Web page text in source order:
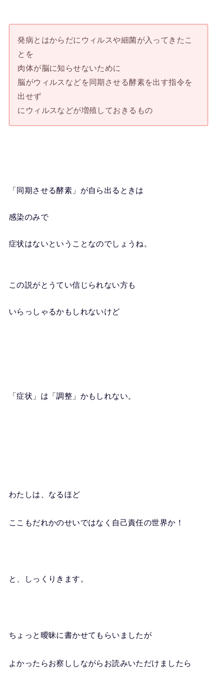
発病とはからだにウィルスや細菌が入ってきたこ
とを
肉体が脳に知らせないために
脳がウィルスなどを同期させる酵素を出す指令を
出せず
にウィルスなどが増殖しておきるもの
「同期させる酵素」が自ら出るときは
感染のみで
症状はないということなのでしょうね。
この説がとうてい信じられない方も
いらっしゃるかもしれないけど
「症状」は「調整」かもしれない。
わたしは、なるほど
ここもだれかのせいではなく自己責任の世界か！
と、しっくりきます。
ちょっと曖昧に書かせてもらいましたが
よかったらお察ししながらお読みいただけましたら